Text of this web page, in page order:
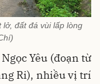
lở, đất đá vùi lấp lòng
Yêu (đoạn từ
Ri), nhiều vị trí